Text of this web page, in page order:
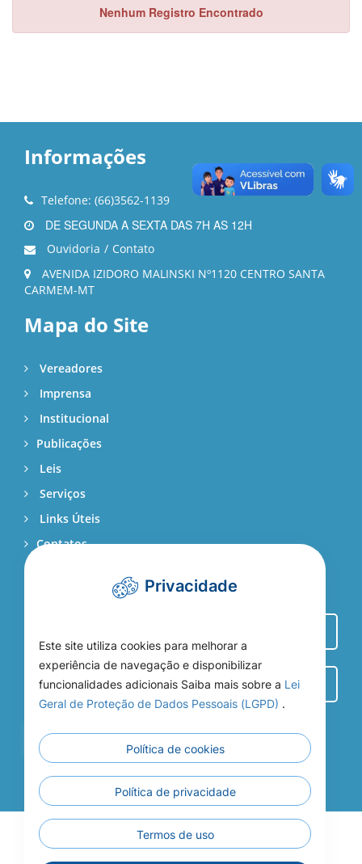
Nenhum Registro Encontrado
Informações
Telefone: (66)3562-1139
DE SEGUNDA A SEXTA DAS 7H AS 12H
Ouvidoria / Contato
AVENIDA IZIDORO MALINSKI Nº1120 CENTRO SANTA
CARMEM-MT
Mapa do Site
Vereadores
Imprensa
Institucional
Publicações
Leis
Serviços
Links Úteis
Contatos
Webmail
Entrar
Privacidade
Este site utiliza cookies para melhorar a
experiência de navegação e disponibilizar
funcionalidades adicionais Saiba mais sobre a Lei
Geral de Proteção de Dados Pessoais (LGPD) .
Política de cookies
Política de privacidade
Termos de uso